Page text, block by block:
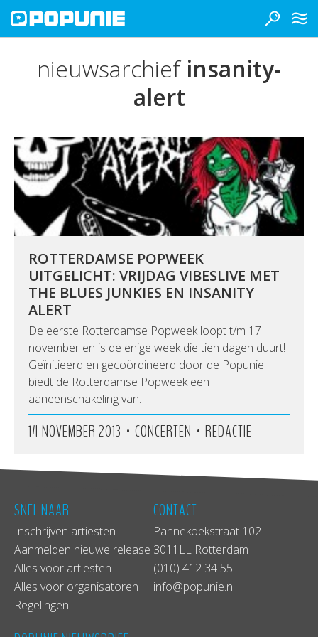
nieuwsarchief insanity-
alert
ROTTERDAMSE POPWEEK
UITGELICHT: VRIJDAG VIBESLIVE MET
THE BLUES JUNKIES EN INSANITY
ALERT
De eerste Rotterdamse Popweek loopt t/m 17
november en is de enige week die tien dagen duurt!
Geïnitieerd en gecoördineerd door de Popunie
biedt de Rotterdamse Popweek een
aaneenschakeling van…
14 NOVEMBER 2013 • CONCERTEN • REDACTIE
SNEL NAAR
Inschrijven artiesten
Aanmelden nieuwe release
Alles voor artiesten
Alles voor organisatoren
Regelingen
CONTACT
Pannekoekstraat 102
3011LL Rotterdam
(010) 412 34 55
info@popunie.nl